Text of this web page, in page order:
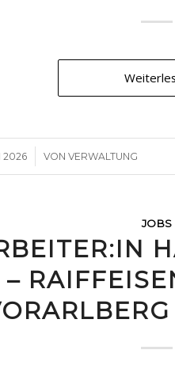
2026 VONVERWALTUNG
JOBS
–